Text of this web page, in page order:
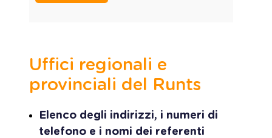
Uffici regionali e
provinciali del Runts
Elenco degli indirizzi, i numeri di
telefono e i nomi dei referenti